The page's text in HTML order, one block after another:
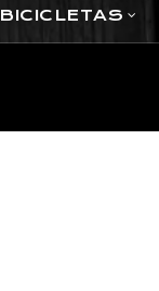
BICICLETAS